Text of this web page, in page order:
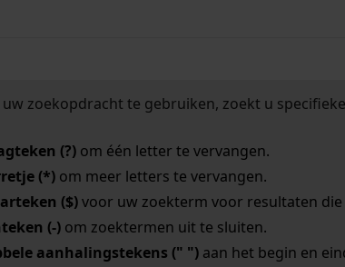
zoekopdracht te gebruiken, zoekt u
(?)om één letter te vervangen.
(*)om meer letters te vervangen.
($)voor uw zoekterm voor resultaten die
(-)om zoektermen uit te sluiten.
aanhalingstekens (" ")aan het begin en